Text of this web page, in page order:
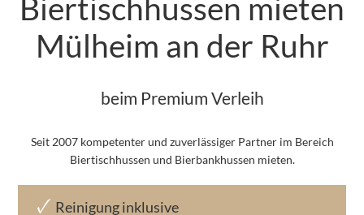
Biertischhussen mieten
Mülheim an der Ruhr
beim Premium Verleih
Seit 2007 kompetenter und zuverlässiger Partner im Bereich
Biertischhussen und Bierbankhussen mieten.
Reinigung inklusive